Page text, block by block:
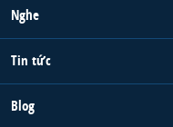
Nghe
Tin tức
Blog